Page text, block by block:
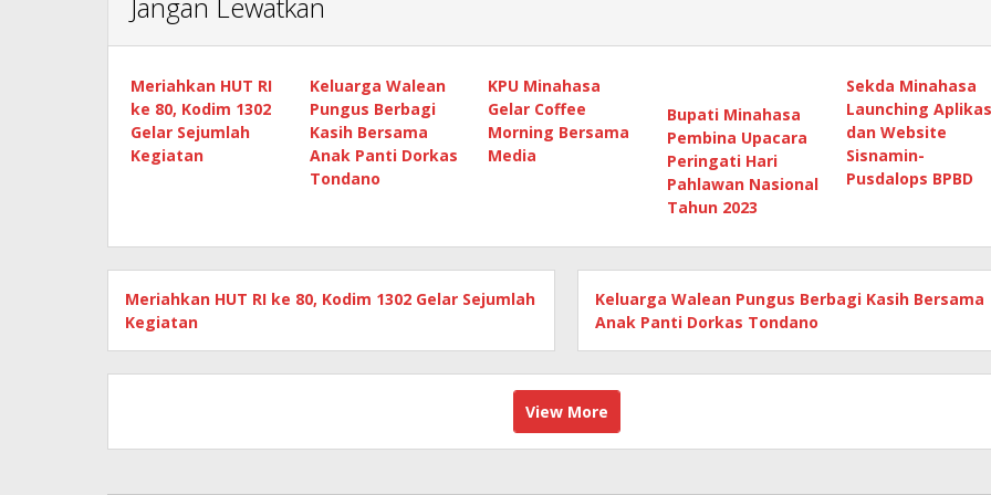
Jangan Lewatkan
Meriahkan HUT RI
ke 80, Kodim 1302
Gelar Sejumlah
Kegiatan
Keluarga Walean
Pungus Berbagi
Kasih Bersama
Anak Panti Dorkas
Tondano
KPU Minahasa
Gelar Coffee
Morning Bersama
Media
Bupati Minahasa
Pembina Upacara
Peringati Hari
Pahlawan Nasional
Tahun 2023
Sekda Minahasa
Launching
dan Website
Sisnamin-
Pusdalops BPBD
Meriahkan HUT RI ke 80, Kodim 1302 Gelar Sejumlah
Kegiatan
Keluarga Walean Pungus Berbagi Kasih Bersama
Anak Panti Dorkas Tondano
View More